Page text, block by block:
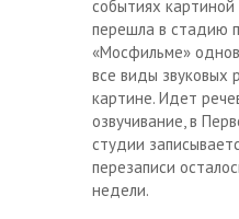
событиях картиной
перешла в стадию
«Мосфильме»
все виды звуковых
картине. Идет
озвучивание, в
студии
перезаписи
недели.